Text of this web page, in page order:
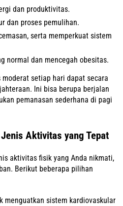
dan produktivitas.
dan proses pemulihan.
serta memperkuat sistem
normal dan mencegah obesitas.
setiap hari dapat secara
Ini bisa berupa berjalan
pemanasan sederhana di pagi
Aktivitas yang Tepat
aktivitas fisik yang Anda nikmati,
Berikut beberapa pilihan
menguatkan sistem kardiovaskular